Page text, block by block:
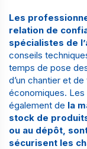
Les
relation de
spécialistes de
conseils
temps de pose
d’un chantier et
économiques.
également de la
stock de
ou au dépôt,
sécurisent les